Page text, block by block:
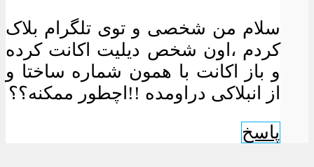
سلام من شخصی و توی تلگرام بلاک
کردم ،اون شخص دیلیت اکانت کرده
و باز اکانت با همون شماره ساختا و
از انبلاکی دراومده !!اچطور ممکنه؟؟
پاسخ